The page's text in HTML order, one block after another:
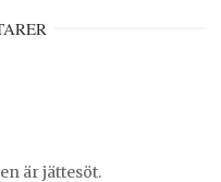
är jättesöt.